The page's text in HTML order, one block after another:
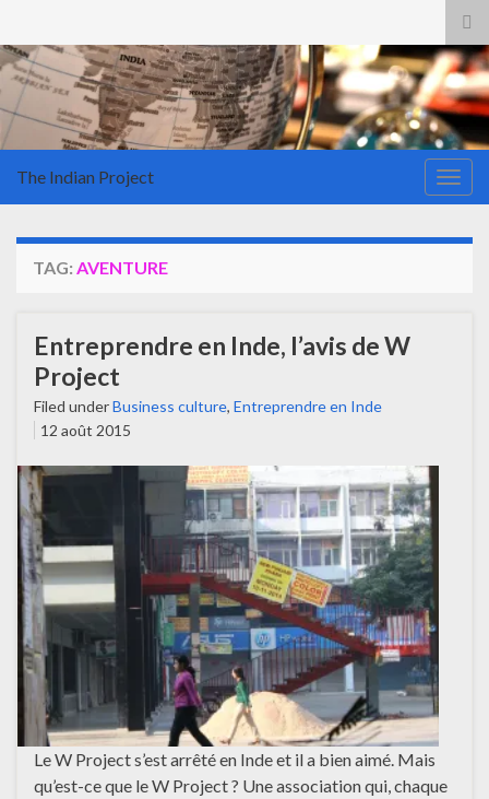
The Indian Project
TAG: AVENTURE
Entreprendre en Inde, l’avis de W
Project
Filed underBusiness culture, Entreprendre en Inde
12 août 2015
Le W Project s’est arrêté en Inde et il a bien aimé. Mais
qu’est-ce que le W Project ? Une association qui, chaque